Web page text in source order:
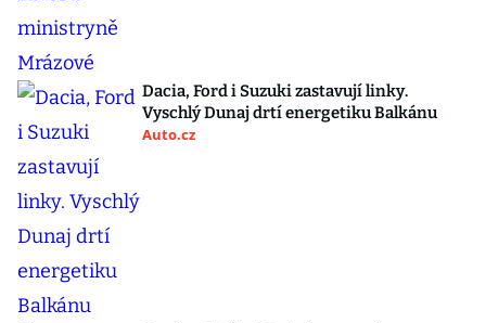
Dacia, Ford i Suzuki zastavují linky.
Vyschlý Dunaj drtí energetiku Balkánu
Auto.cz